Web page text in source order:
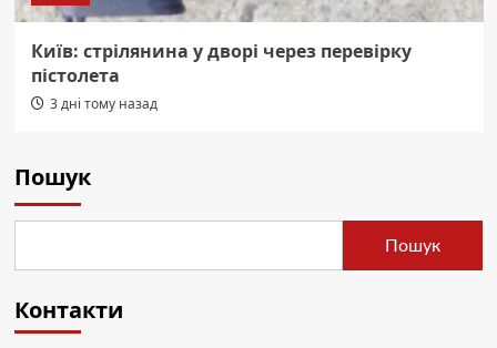
Київ: стрілянина у дворі через перевірку
пістолета
3 дні тому назад
Пошук
Пошук
Контакти